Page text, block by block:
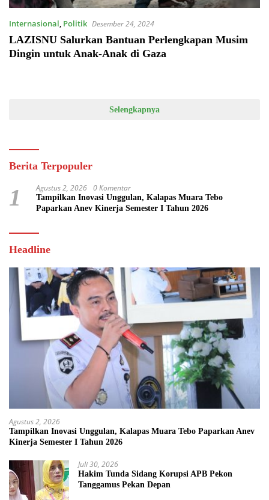
Internasional, Politik Desember 24, 2024
LAZISNU Salurkan Bantuan Perlengkapan Musim
Dingin untuk Anak-Anak di Gaza
Selengkapnya
Berita Terpopuler
1 Agustus 2, 2026 0 Komentar
Tampilkan Inovasi Unggulan, Kalapas Muara Tebo
Paparkan Anev Kinerja Semester I Tahun 2026
Headline
Agustus 2, 2026
Tampilkan Inovasi Unggulan, Kalapas Muara Tebo Paparkan Anev
Kinerja Semester I Tahun 2026
Juli 30, 2026
Hakim Tunda Sidang Korupsi APB Pekon
Tanggamus Pekan Depan